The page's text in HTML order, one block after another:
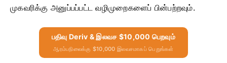
முகவரிக்கு அனுப்பப்பட்ட வழிமுறைகளைப் பின்பற்றவும்.
பதிவு Deriv & இலவச $10,000 பெறவும்
ஆரம்பநிலைக்கு $10,000 இலவசமாகப் பெறுங்கள்